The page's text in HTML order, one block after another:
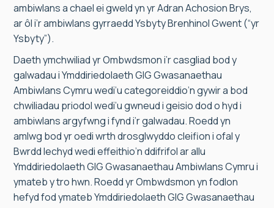
ambiwlans a chael ei gweld yn yr Adran Achosion Brys,
ar ôl i’r ambiwlans gyrraedd Ysbyty Brenhinol Gwent (“yr
Ysbyty”).
Daeth ymchwiliad yr Ombwdsmon i’r casgliad bod y
galwadau i Ymddiriedolaeth GIG Gwasanaethau
Ambiwlans Cymru wedi’u categoreiddio’n gywir a bod
chwiliadau priodol wedi’u gwneud i geisio dod o hyd i
ambiwlans argyfwng i fynd i’r galwadau. Roedd yn
amlwg bod yr oedi wrth drosglwyddo cleifion i ofal y
Bwrdd Iechyd wedi effeithio’n ddifrifol ar allu
Ymddiriedolaeth GIG Gwasanaethau Ambiwlans Cymru i
ymateb y tro hwn. Roedd yr Ombwdsmon yn fodlon
hefyd fod ymateb Ymddiriedolaeth GIG Gwasanaethau